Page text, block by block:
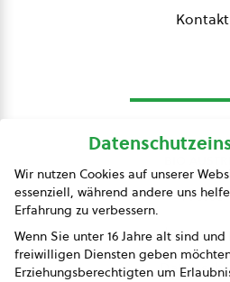
Kontakt
Presse
Wir nutzen Cookies auf unserer
essenziell, während andere uns
Erfahrung zu verbessern.
Wenn Sie unter 16 Jahre alt sind
freiwilligen Diensten geben
Erziehungsberechtigten um